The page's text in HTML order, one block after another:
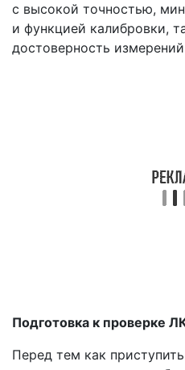
с высокой точностью,
и функцией калибровки,
достоверность
Подготовка к проверке
Перед тем как